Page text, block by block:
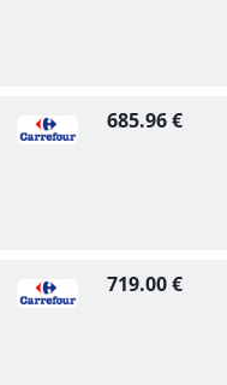
685.96 €
719.00 €